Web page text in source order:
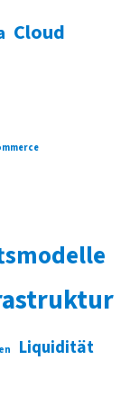
Cloud
Liquidität